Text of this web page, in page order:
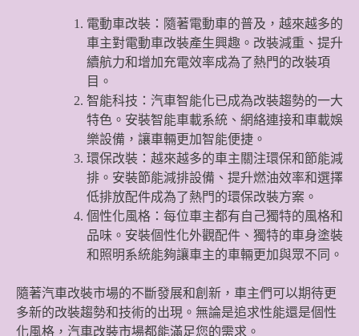
電動車改裝：隨著電動車的普及，越來越多的
車主對電動車改裝產生興趣。改裝減重、提升
續航力和增加充電效率成為了熱門的改裝項
目。
智能科技：汽車智能化已成為改裝趨勢的一大
特色。安裝智能車載系統、網絡連接和車載娛
樂設備，讓車輛更加智能便捷。
環保改裝：越來越多的車主關注環保和節能減
排。安裝節能減排設備、提升燃油效率和選擇
低排放配件成為了熱門的環保改裝方案。
個性化風格：每位車主都有自己獨特的風格和
品味。安裝個性化外觀配件、獨特的車身塗裝
和照明系統能夠讓車主的車輛更加與眾不同。
隨著汽車改裝市場的不斷發展和創新，車主們可以期待更
多新的改裝趨勢和技術的出現。無論是追求性能還是個性
化風格，汽車改裝市場都能滿足您的需求。